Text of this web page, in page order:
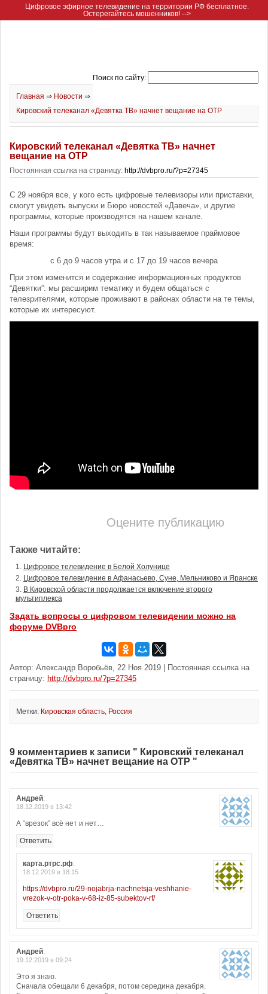
Цифровое эфирное телевидение на территории РФ бесплатное.
Остерегайтесь мошенников! -->
Поиск по сайту:
Главная ⇒ Новости ⇒
Кировский телеканал «Девятка ТВ» начнет вещание на ОТР
Кировский телеканал «Девятка ТВ» начнет
вещание на ОТР
Постоянная ссылка на страницу: http://dvbpro.ru/?p=27345
С 29 ноября все, у кого есть цифровые телевизоры или приставки,
смогут увидеть выпуски и Бюро новостей «Давеча», и другие
программы, которые производятся на нашем канале.
Наши программы будут выходить в так называемое праймовое
время:
с 6 до 9 часов утра и с 17 до 19 часов вечера
При этом изменится и содержание информационных продуктов
“Девятки”: мы расширим тематику и будем общаться с
телезрителями, которые проживают в районах области на те темы,
которые их интересуют.
Оцените публикацию
Также читайте:
Цифровое телевидение в Белой Холунице
Цифровое телевидение в Афанасьево, Суне, Мельниково и Яранске
В Кировской области продолжается включение второго
мультиплекса
Задать вопросы о цифровом телевидении можно на
форуме DVBpro
Автор: Александр Воробьёв, 22 Ноя 2019 | Постоянная ссылка на
страницу: http://dvbpro.ru/?p=27345
Метки: Кировская область, Россия
9 комментариев к записи " Кировский телеканал
«Девятка ТВ» начнет вещание на ОТР "
Андрей:
18.12.2019 в 13:42
А “врезок” всё нет и нет…
Ответить
карта.ртрс.рф:
18.12.2019 в 18:15
https://dvbpro.ru/29-nojabrja-nachnetsja-veshhanie-
vrezok-v-otr-poka-v-68-iz-85-subektov-rf/
Ответить
Андрей:
19.12.2019 в 09:24
Это я знаю.
Сначала обещали 6 декабря, потом середина декабря.